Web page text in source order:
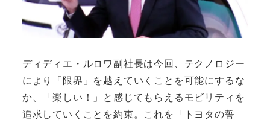
ディディエ・ルロワ副社長は今回、テクノロジー
により「限界」を越えていくことを可能にするな
か、「楽しい！」と感じてもらえるモビリティを
追求していくことを約束。これを「トヨタの誓